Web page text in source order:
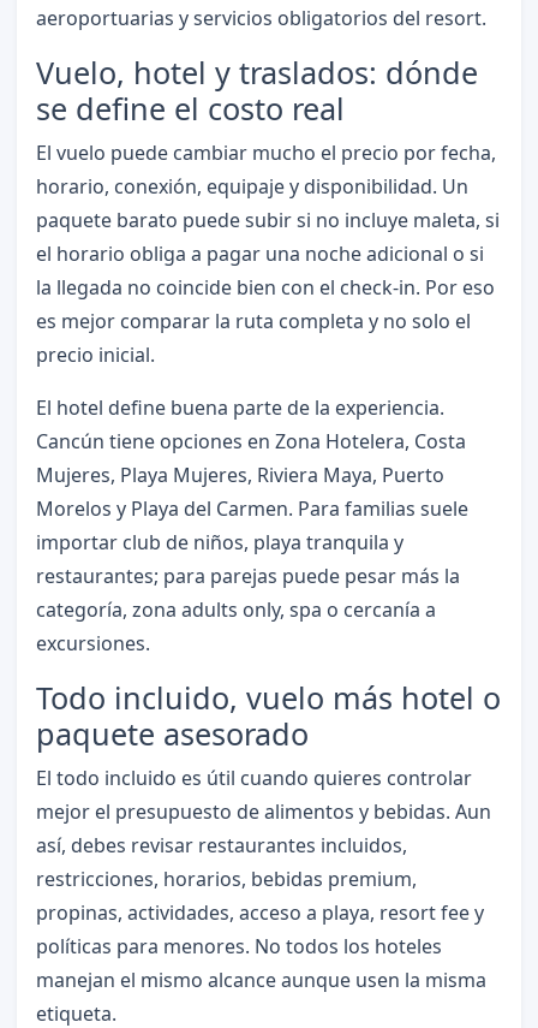
aeroportuarias y servicios obligatorios del resort.
Vuelo, hotel y traslados: dónde
se define el costo real
El vuelo puede cambiar mucho el precio por fecha,
horario, conexión, equipaje y disponibilidad. Un
paquete barato puede subir si no incluye maleta, si
el horario obliga a pagar una noche adicional o si
la llegada no coincide bien con el check-in. Por eso
es mejor comparar la ruta completa y no solo el
precio inicial.
El hotel define buena parte de la experiencia.
Cancún tiene opciones en Zona Hotelera, Costa
Mujeres, Playa Mujeres, Riviera Maya, Puerto
Morelos y Playa del Carmen. Para familias suele
importar club de niños, playa tranquila y
restaurantes; para parejas puede pesar más la
categoría, zona adults only, spa o cercanía a
excursiones.
Todo incluido, vuelo más hotel o
paquete asesorado
El todo incluido es útil cuando quieres controlar
mejor el presupuesto de alimentos y bebidas. Aun
así, debes revisar restaurantes incluidos,
restricciones, horarios, bebidas premium,
propinas, actividades, acceso a playa, resort fee y
políticas para menores. No todos los hoteles
manejan el mismo alcance aunque usen la misma
etiqueta.